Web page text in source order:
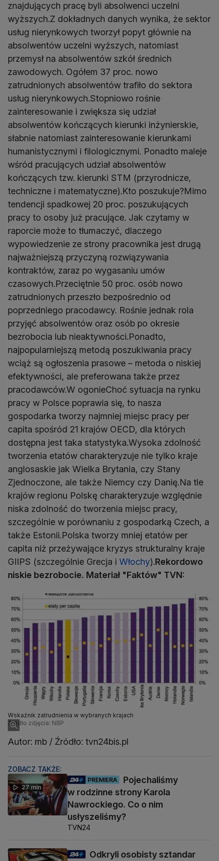
znajdujących pracę byli absolwenci uczelni
wyższych.Z dokładnych danych wynika, że sektor
usług nierynkowych tworzył popyt głównie na
absolwentów uczelni wyższych, natomiast
przemysł na absolwentów szkół średnich
zawodowych. Ogółem 37 proc. nowo
zatrudnionych absolwentów trafiło do sektora
usług nierynkowych.Stopniowo rośnie
zainteresowanie i zwiększa się udział
absolwentów kończących kierunki inżynierskie,
słabnie natomiast zainteresowanie kierunkami
humanistycznymi i filologicznymi. Ponadto maleje
wśród pracujących udział absolwentów
kończących tzw. kierunki STM (przyrodnicze,
techniczne i matematyczne).Kto poszukuje?Mimo
tendencji spadkowej 20 proc. poszukujących
pracy to osoby już pracujące. Jak czytamy w
raporcie może to tłumaczyć, dlaczego
wypowiedzenie ze strony pracownika jest drugą
najważniejszą przyczyną rozwiązywania
kontraktów, zaraz po wygasaniu umów
czasowych.Przeciętnie 50 proc. osób nowo
zatrudnionych przeszło bezpośrednio od
poprzedniego pracodawcy. Rośnie jednak rola
przyjęć absolwentów oraz osób po okresie
bezrobocia lub nieaktywności.Ponadto,
najpopularniejszą metodą poszukiwania pracy
wciąż są ogłoszenia prasowe – metoda o niskiej
efektywności, ale preferowana także przez
pracodawców.W ogonieChoć sytuacja na rynku
pracy w Polsce poprawia się, to nasza
gospodarka tworzy najmniej miejsc pracy per
capita spośród 21 krajów OECD, dla których
dostępna jest taka statystyka.Wysoka zdolność
tworzenia etatów charakteryzuje nie tylko kraje
anglosaskie jak Wielka Brytania, czy Stany
Zjednoczone, ale także Niemcy czy Danię.Na tle
krajów regionu Polskę charakteryzuje względnie
niska zdolność do tworzenia miejsc pracy,
szczególnie w porównaniu z gospodarką Czech, a
także Estonii.Polska tworzy mniej etatów per
capita niż przeżywające kryzys strukturalny kraje
GIIPS (szczególnie Grecja i Włochy).Rekordowo
niskie bezrobocie. Materiał "Faktów" TVN:
Wskaźnik zatrudnienia w wybranych krajach
Źródło zdjęcia: NBP
Autor: mb / Źródło: tvn24bis.pl
ZOBACZ TAKŻE:
27 min
PREMIERA
Pojechaliśmy
w rodzinne strony Karola
Nawrockiego. Co o nim
usłyszeliśmy?
TVN24
Odkryli osobisty sztandar